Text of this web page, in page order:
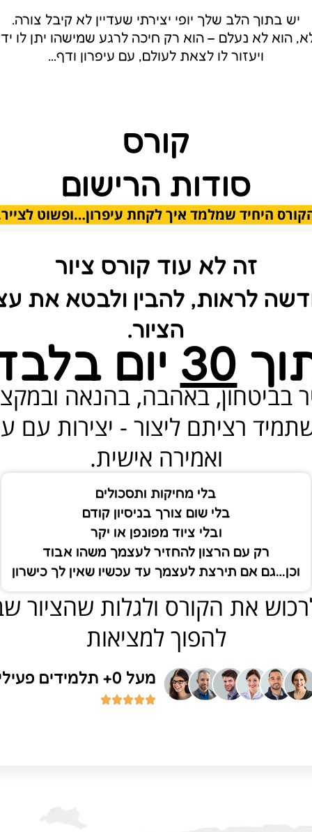
יש בתוך הלב שלך יופי יצירתי שעדיין לא קיבל צורה.
הוא לא נעלם – הוא רק חיכה לרגע שמישהו יתן לו
ויעזור לו לצאת לעולם, עם עיפרון ודף…
קורס​
סודות הרישום
היחיד שמלמד איך לקחת עיפרון…ופשוט
זה לא עוד קורס ציור
לראות, להבין ולבטא את
הציור.
30 יום
בביטחון, באהבה, בהנאה
רציתם ליצור - יצירות עם
ואמירה אישית.
בלי מחיקות ותסכולים
בלי שום צורך בניסיון קודם
ובלי ציוד מפונפן או יקר
רק עם הרצון להחזיר לעצמך משהו אבוד
וכן…גם אם תירצת לעצמך עד עכשיו שאין לך כישרון
את הקורס ולגלות שהציור
להפוך למציאות
מעל 0+ תלמידים